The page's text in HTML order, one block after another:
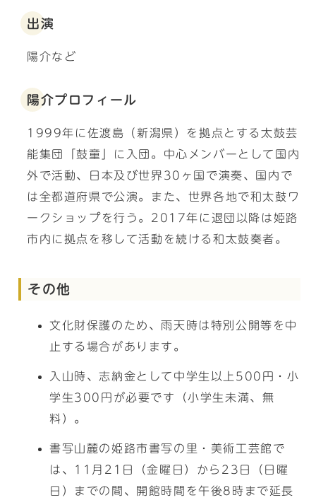
出演
陽介など
陽介プロフィール
1999年に佐渡島（新潟県）を拠点とする太鼓芸
能集団「鼓童」に入団。中心メンバーとして国内
外で活動、日本及び世界30ヶ国で演奏、国内で
は全都道府県で公演。また、世界各地で和太鼓ワ
ークショップを行う。2017年に退団以降は姫路
市内に拠点を移して活動を続ける和太鼓奏者。
その他
文化財保護のため、雨天時は特別公開等を中
止する場合があります。
入山時、志納金として中学生以上500円・小
学生300円が必要です（小学生未満、無
料）。
書写山麓の姫路市書写の里・美術工芸館で
は、11月21日（金曜日）から23日（日曜
日）までの間、開館時間を午後8時まで延長